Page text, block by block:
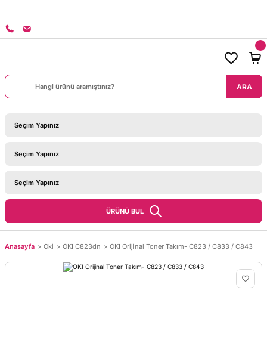
ARA
ÜRÜNÜ BUL
Anasayfa Oki OKI C823dn OKI Orijinal Toner Takım- C823 / C833 / C843